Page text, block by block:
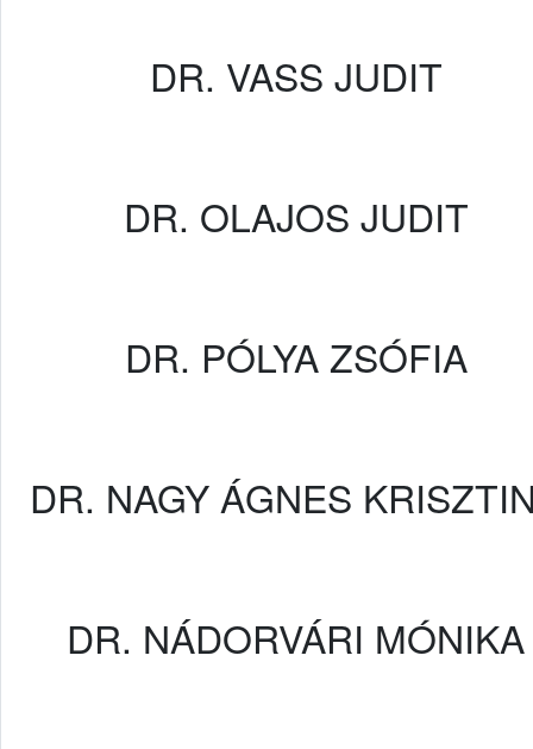
DR. VASS JUDIT
DR. OLAJOS JUDIT
DR. PÓLYA ZSÓFIA
DR. NAGY ÁGNES
DR. NÁDORVÁRI MÓNIKA